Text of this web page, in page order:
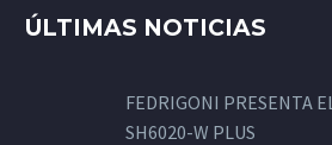
ÚLTIMAS NOTICIAS
FEDRIGONI PRESENTA
SH6020-W PLUS